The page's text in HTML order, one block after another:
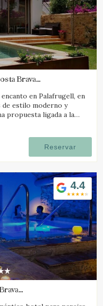
Brava
en Palafrugell, en
de estilo moderno y
propuesta ligada a la
Reservar
4.4